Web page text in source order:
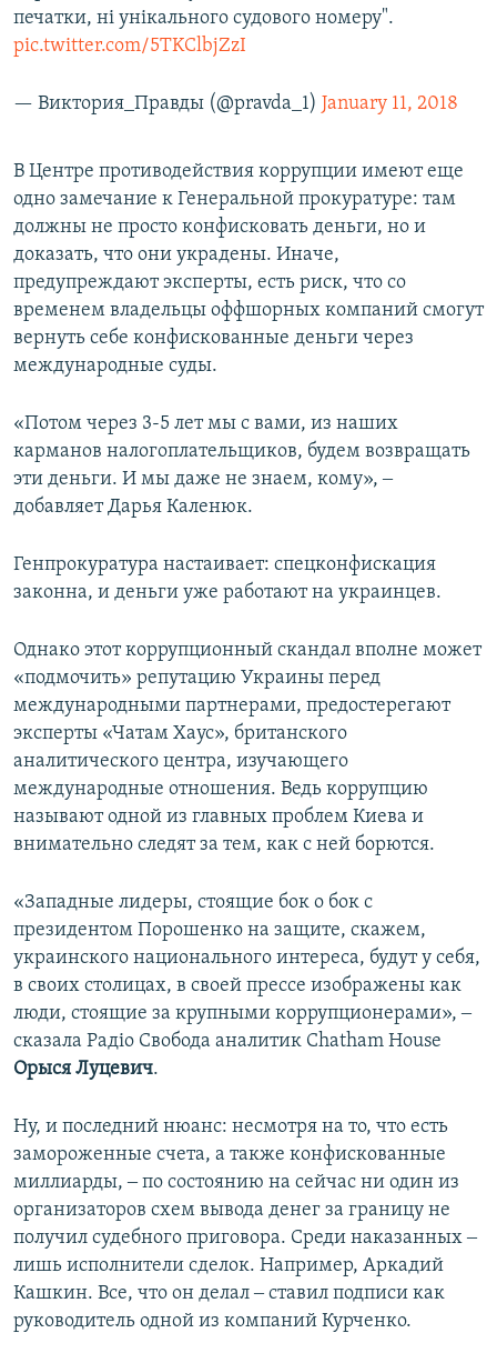
печатки, ні унікального судового номеру".
pic.twitter.com/5TKClbjZzI
— Виктория_Правды (@pravda_1) January 11, 2018
В Центре противодействия коррупции имеют еще
одно замечание к Генеральной прокуратуре: там
должны не просто конфисковать деньги, но и
доказать, что они украдены. Иначе,
предупреждают эксперты, есть риск, что со
временем владельцы оффшорных компаний смогут
вернуть себе конфискованные деньги через
международные суды.
«Потом через 3-5 лет мы с вами, из наших
карманов налогоплательщиков, будем возвращать
эти деньги. И мы даже не знаем, кому», ‒
добавляет Дарья Каленюк.
Генпрокуратура настаивает: спецконфискация
законна, и деньги уже работают на украинцев.
Однако этот коррупционный скандал вполне может
«подмочить» репутацию Украины перед
международными партнерами, предостерегают
эксперты «Чатам Хаус», британского
аналитического центра, изучающего
международные отношения. Ведь коррупцию
называют одной из главных проблем Киева и
внимательно следят за тем, как с ней борются.
«Западные лидеры, стоящие бок о бок с
президентом Порошенко на защите, скажем,
украинского национального интереса, будут у себя,
в своих столицах, в своей прессе изображены как
люди, стоящие за крупными коррупционерами», ‒
сказала Радіо Свобода аналитик Сhatham House
Орыся Луцевич.
Ну, и последний нюанс: несмотря на то, что есть
замороженные счета, а также конфискованные
миллиарды, ‒ по состоянию на сейчас ни один из
организаторов схем вывода денег за границу не
получил судебного приговора. Среди наказанных ‒
лишь исполнители сделок. Например, Аркадий
Кашкин. Все, что он делал ‒ ставил подписи как
руководитель одной из компаний Курченко.